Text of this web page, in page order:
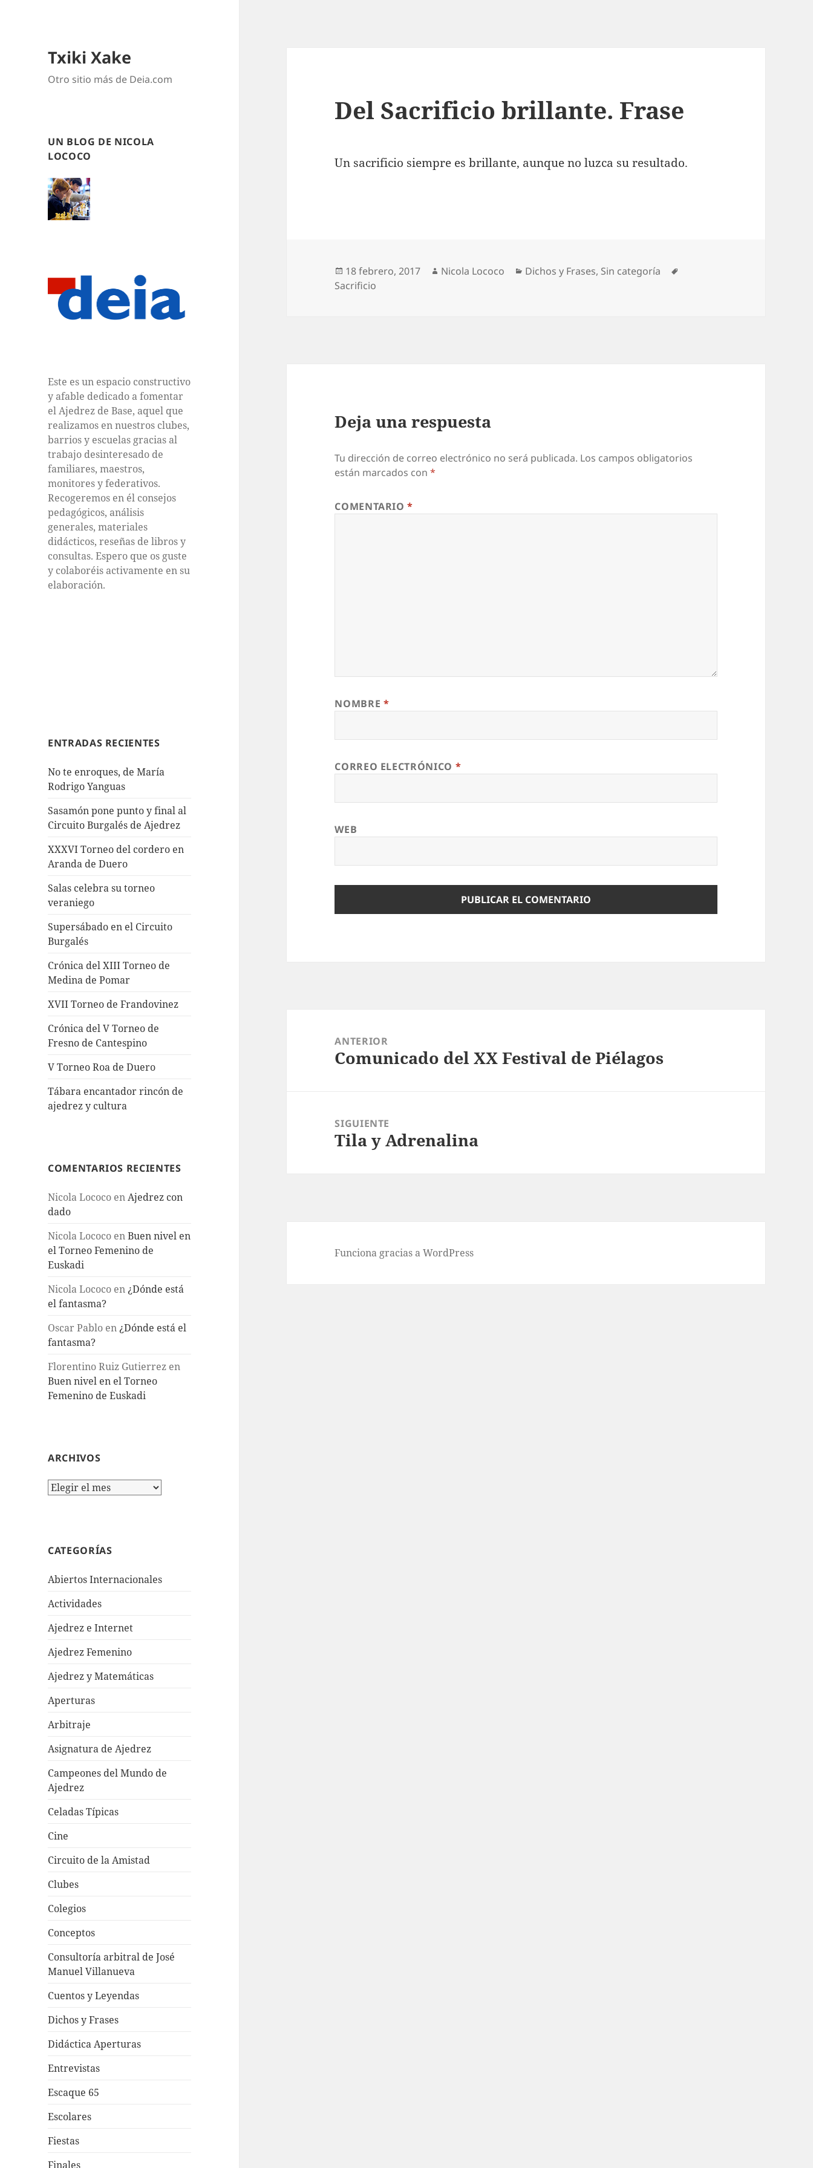
Txiki Xake
Otro sitio más de Deia.com
UN BLOG DE NICOLA
LOCOCO
Este es un espacio constructivo
y afable dedicado a fomentar
el Ajedrez de Base, aquel que
realizamos en nuestros clubes,
barrios y escuelas gracias al
trabajo desinteresado de
familiares, maestros,
monitores y federativos.
Recogeremos en él consejos
pedagógicos, análisis
generales, materiales
didácticos, reseñas de libros y
consultas. Espero que os guste
y colaboréis activamente en su
elaboración.
ENTRADAS RECIENTES
No te enroques, de María
Rodrigo Yanguas
Sasamón pone punto y final al
Circuito Burgalés de Ajedrez
XXXVI Torneo del cordero en
Aranda de Duero
Salas celebra su torneo
veraniego
Supersábado en el Circuito
Burgalés
Crónica del XIII Torneo de
Medina de Pomar
XVII Torneo de Frandovinez
Crónica del V Torneo de
Fresno de Cantespino
V Torneo Roa de Duero
Tábara encantador rincón de
ajedrez y cultura
COMENTARIOS RECIENTES
Nicola Lococo enAjedrez con
dado
Nicola Lococo enBuen nivel en
el Torneo Femenino de
Euskadi
Nicola Lococo en¿Dónde está
el fantasma?
Oscar Pablo en¿Dónde está el
fantasma?
Florentino Ruiz Gutierrez en
Buen nivel en el Torneo
Femenino de Euskadi
ARCHIVOS
Archivos
CATEGORÍAS
Abiertos Internacionales
Actividades
Ajedrez e Internet
Ajedrez Femenino
Ajedrez y Matemáticas
Aperturas
Arbitraje
Asignatura de Ajedrez
Campeones del Mundo de
Ajedrez
Celadas Típicas
Cine
Circuito de la Amistad
Clubes
Colegios
Conceptos
Consultoría arbitral de José
Manuel Villanueva
Cuentos y Leyendas
Dichos y Frases
Didáctica Aperturas
Entrevistas
Escaque 65
Escolares
Fiestas
Finales
Del Sacrificio brillante. Frase
Un sacrificio siempre es brillante, aunque no luzca su resultado.
Publicado
el
18 febrero, 2017 Autor
Nicola Lococo Categorías
Dichos y Frases, Sin categoría
Sacrificio
Deja una respuesta
Tu dirección de correo electrónico no será publicada. Los campos obligatorios
están marcados con*
COMENTARIO*
NOMBRE *
CORREO ELECTRÓNICO *
WEB
entradas
ANTERIOR
Entrada
Comunicado del XX Festival de Piélagos
SIGUIENTE
Entrada
Tila y Adrenalina
Funciona gracias a WordPress